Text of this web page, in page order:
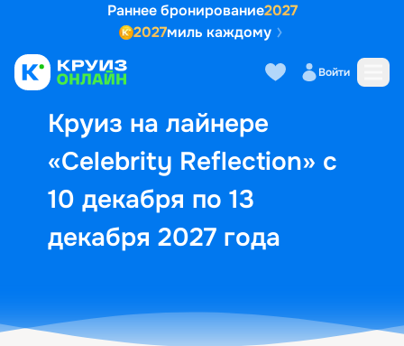
Раннее бронирование2027
2027миль каждому
Войти
Круиз на лайнере
«Celebrity Reflection» с
10 декабря по 13
декабря 2027 года
Выбор кают Маршрут и